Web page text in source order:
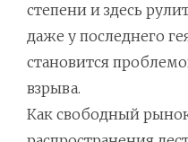
степени и здесь
даже у последнего
становится
взрыва.
Как свободный